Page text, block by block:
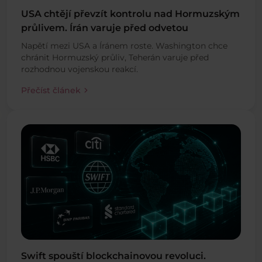
USA chtějí převzít kontrolu nad Hormuzským
průlivem. Írán varuje před odvetou
Napětí mezi USA a Íránem roste. Washington chce
chránit Hormuzský průliv, Teherán varuje před
rozhodnou vojenskou reakcí.
Přečíst článek chevron_right
Swift spouští blockchainovou revoluci.